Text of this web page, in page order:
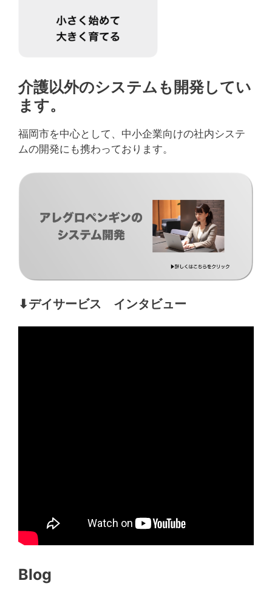
介護以外のシステムも開発してい
ます。
福岡市を中心として、中小企業向けの社内システ
ムの開発にも携わっております。
⬇︎デイサービス インタビュー
Blog